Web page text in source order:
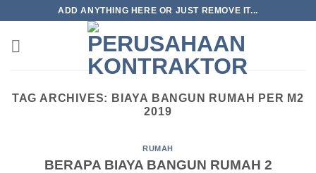
content
ADD ANYTHING HERE OR JUST REMOVE IT...
TAG ARCHIVES: BIAYA BANGUN RUMAH PER M2
2019
RUMAH
BERAPA BIAYA BANGUN RUMAH 2